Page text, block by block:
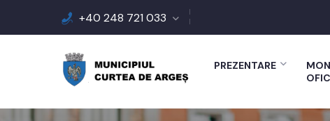
+40 248 721 033
PREZENTARE